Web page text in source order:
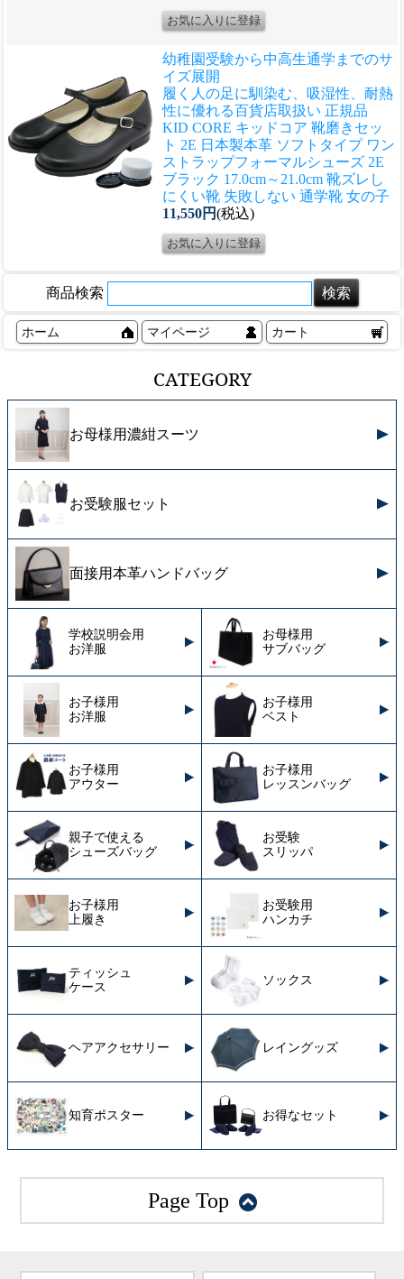
幼稚園受験から中高生通学までのサ
イズ展開
履く人の足に馴染む、吸湿性、耐熱
性に優れる百貨店取扱い 正規品
KID CORE キッドコア 靴磨きセッ
ト 2E 日本製本革 ソフトタイプ ワン
ストラップフォーマルシューズ 2E
ブラック 17.0cm～21.0cm 靴ズレし
にくい靴 失敗しない 通学靴 女の子
11,550円(税込)
商品検索
ホーム マイページ カート
CATEGORY
お母様用濃紺スーツ
お受験服セット
面接用本革ハンドバッグ
学校説明会用
お洋服
お母様用
サブバッグ
お子様用
お洋服
お子様用
ベスト
お子様用
アウター
お子様用
レッスンバッグ
親子で使える
シューズバッグ
お受験
スリッパ
お子様用
上履き
お受験用
ハンカチ
ティッシュ
ケース
ソックス
ヘアアクセサリー レイングッズ
知育ポスター お得なセット
Page Top